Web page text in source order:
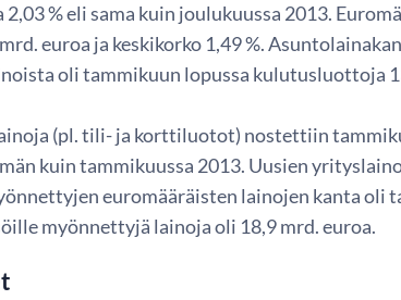
2,03 % eli sama kuin joulukuussa 2013.
euroa ja keskikorko 1,49 %.
oli tammikuun lopussa kulutusluottoja
(pl. tili- ja korttiluotot) nostettiin
kuin tammikuussa 2013. Uusien
euromääräisten lainojen kanta oli
myönnettyjä lainoja oli 18,9 mrd. euroa.